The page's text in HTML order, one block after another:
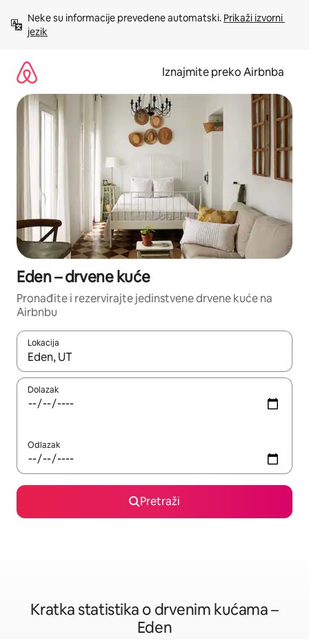
sadržaj
Neke su informacije prevedene automatski. Prikaži izvorni
jezik
Iznajmite preko Airbnba
Eden – drvene kuće
Pronađite i rezervirajte jedinstvene drvene kuće na
Airbnbu
Lokacija
Kada budu dostupni rezultati, moći ćete ih pregledati
Dolazak
Odlazak
Pretraži
Kratka statistika o drvenim kućama –
Eden